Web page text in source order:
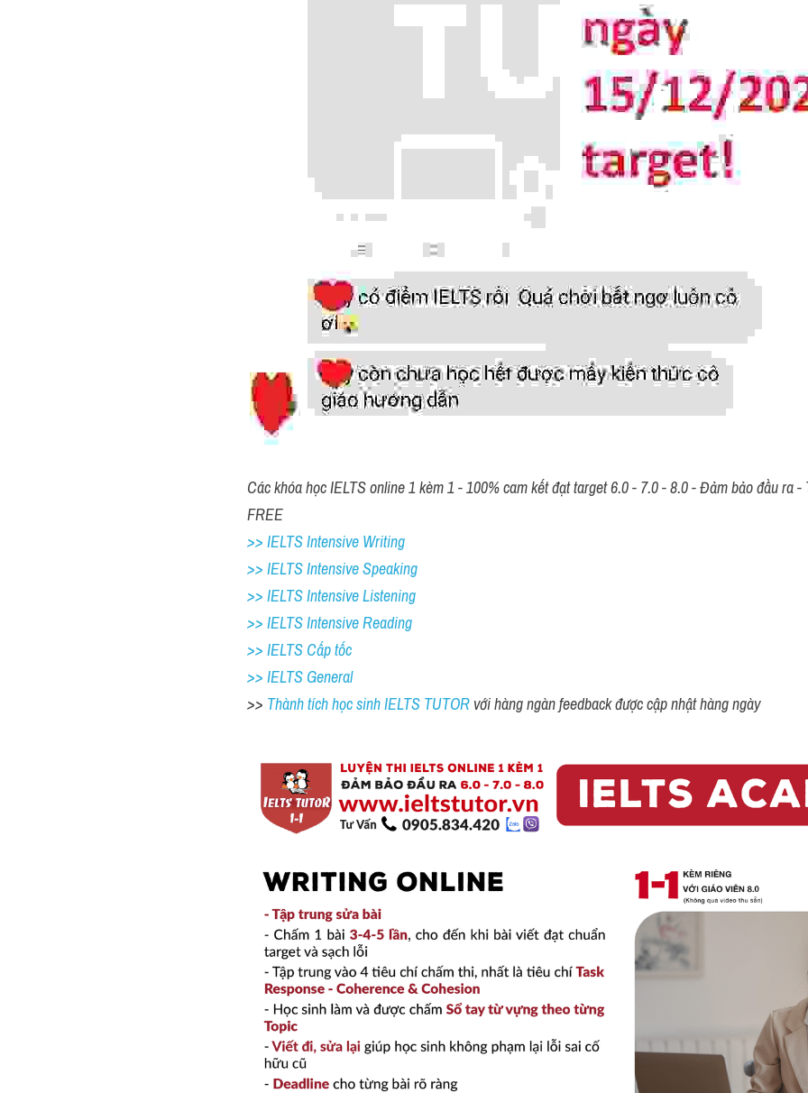
Các khóa học IELTS online 1 kèm 1 - 100% cam kết đạt target 6.0 - 7.0 - 8.0 - Đảm bảo đầu ra
FREE
>> IELTS Intensive Writing
>> IELTS Intensive Speaking
>> IELTS Intensive Listening
>> IELTS Intensive Reading
>> IELTS Cấp tốc
>> IELTS General
>> Thành tích học sinh IELTS TUTOR với hàng ngàn feedback được cập nhật hàng ngày